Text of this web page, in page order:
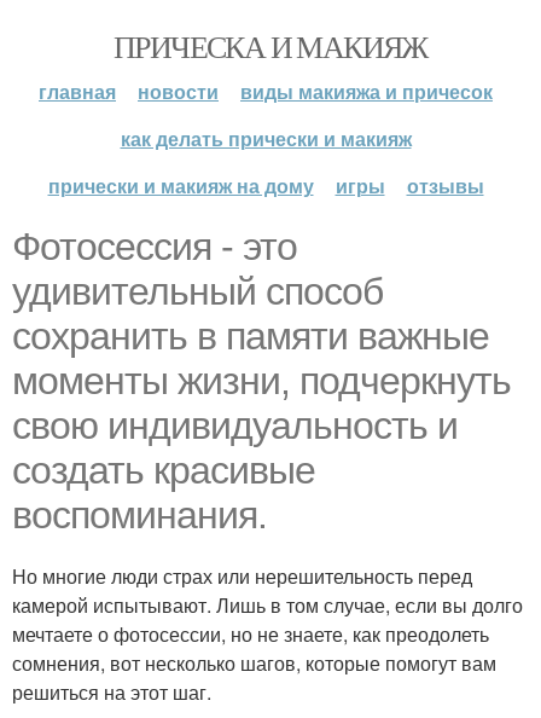
ПРИЧЕСКА И МАКИЯЖ
главная новости
виды макияжа и причесок
как делать прически и макияж
прически и макияж на дому
игры отзывы
Фотосессия - это
удивительный способ
сохранить в памяти важные
моменты жизни, подчеркнуть
свою индивидуальность и
создать красивые
воспоминания.
Но многие люди страх или нерешительность перед
камерой испытывают. Лишь в том случае, если вы долго
мечтаете о фотосессии, но не знаете, как преодолеть
сомнения, вот несколько шагов, которые помогут вам
решиться на этот шаг.